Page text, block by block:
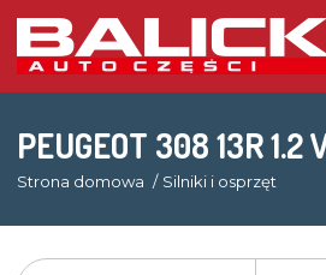
PEUGEOT 308 13R
Strona domowa Silniki i osprzęt